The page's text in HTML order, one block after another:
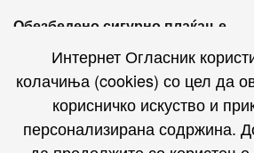
Обезбедено сигурно плаќање
Интернет Огласник на
Интернет Огласник
колачиња (cookies) со цел да
корисничко искуство и
персонализирана содржина.